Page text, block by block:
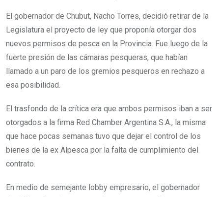
El gobernador de Chubut, Nacho Torres, decidió retirar de la
Legislatura el proyecto de ley que proponía otorgar dos
nuevos permisos de pesca en la Provincia. Fue luego de la
fuerte presión de las cámaras pesqueras, que habían
llamado a un paro de los gremios pesqueros en rechazo a
esa posibilidad.
El trasfondo de la crítica era que ambos permisos iban a ser
otorgados a la firma Red Chamber Argentina S.A., la misma
que hace pocas semanas tuvo que dejar el control de los
bienes de la ex Alpesca por la falta de cumplimiento del
contrato.
En medio de semejante lobby empresario, el gobernador